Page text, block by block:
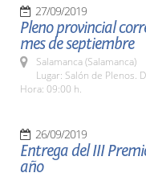
27/09/2019
Pleno provincial
mes de septiembre
Salamanca (Salamanca)
Lugar: Salón de Plenos.
Hora: 09:00 h.
26/09/2019
Entrega del III
año